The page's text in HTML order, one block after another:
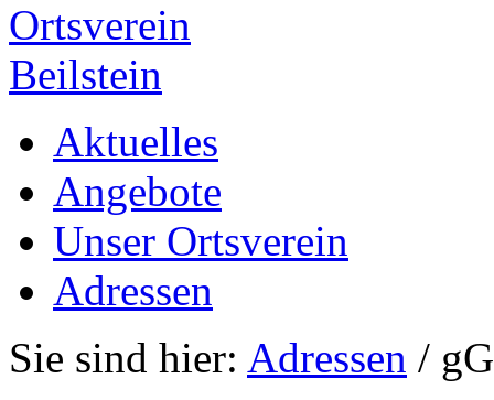
Ortsverein
Beilstein
Aktuelles
Angebote
Unser Ortsverein
Adressen
Sie sind hier: Adressen /